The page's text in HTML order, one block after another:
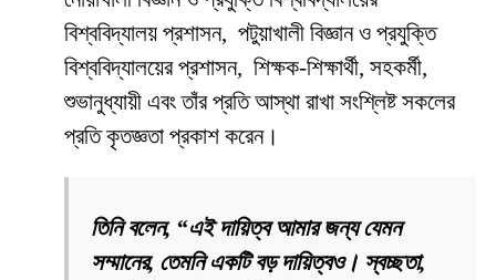
বিশ্ববিদ্যালয় প্রশাসন, পটুয়াখালী বিজ্ঞান ও প্রযুক্তি
বিশ্ববিদ্যালয়ের প্রশাসন, শিক্ষক-শিক্ষার্থী, সহকর্মী,
শুভানুধ্যায়ী এবং তাঁর প্রতি আস্থা রাখা সংশ্লিষ্ট সকলের
প্রতি কৃতজ্ঞতা প্রকাশ করেন।
তিনি বলেন, “এই দায়িত্ব আমার জন্য যেমন
সম্মানের, তেমনি একটি বড় দায়িত্বও। স্বচ্ছতা,